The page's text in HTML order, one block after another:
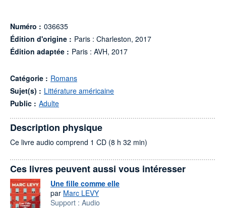
Numéro : 036635
Édition d'origine : Paris : Charleston, 2017
Édition adaptée : Paris : AVH, 2017
Catégorie : Romans
Sujet(s) : Littérature américaine
Public : Adulte
Description physique
Ce livre audio comprend 1 CD (8 h 32 min)
Ces livres peuvent aussi vous intéresser
Une fille comme elle
par Marc LEVY
Support : Audio